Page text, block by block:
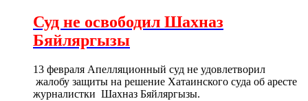
Суд не освободил Шахназ
Бяйляргызы
13 февраля Апелляционный суд не удовлетворил
жалобу защиты на решение Хатаинского суда об аресте
журналистки Шахназ Бяйляргызы.